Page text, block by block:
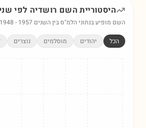
היסטוריית השם רושדיה לפי
השם מופיע בנתוני הלמ"ס בין השנים 1948 - 1957
הכל יהודים מוסלמים נוצרים